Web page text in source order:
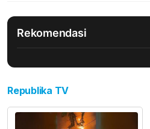
Rekomendasi
Republika TV